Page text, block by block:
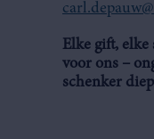
Elke gift, elke
voor ons –
schenker